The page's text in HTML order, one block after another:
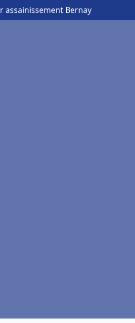
assainissement Bernay